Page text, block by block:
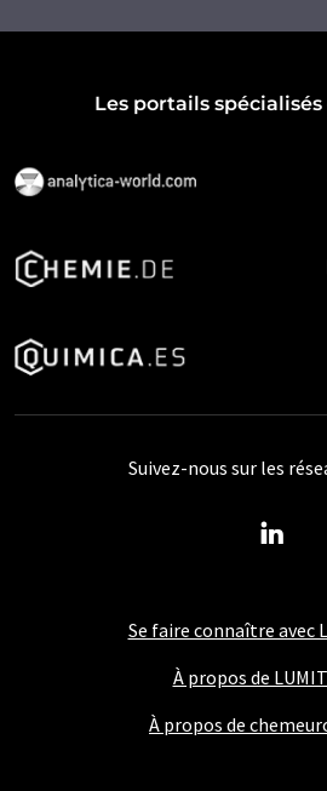
Les portails spécialisés
Se faire connaître avec
À propos de
À propos de
Suivez-nous sur les